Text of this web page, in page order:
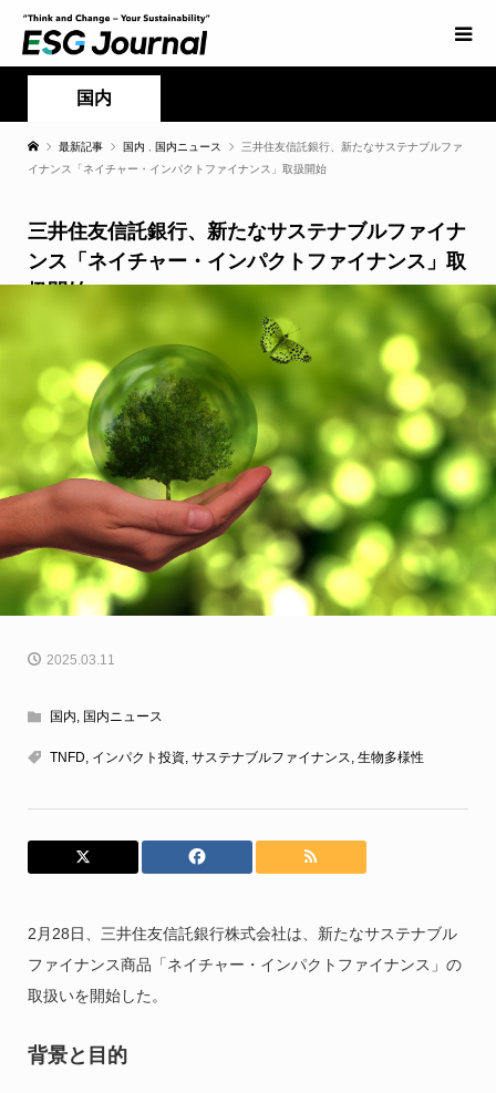
国内
最新記事 国内 国内ニュース
三井住友信託銀行、新たなサステナブルファ
イナンス「ネイチャー・インパクトファイナンス」取扱開始
三井住友信託銀行、新たなサステナブルファイナ
ンス「ネイチャー・インパクトファイナンス」取
扱開始
2025.03.11
国内 国内ニュース
TNFD インパクト投資, サステナブルファイナンス 生物多様性
2月28日、三井住友信託銀行株式会社は、新たなサステナブル
ファイナンス商品「ネイチャー・インパクトファイナンス」の
取扱いを開始した。
背景と目的